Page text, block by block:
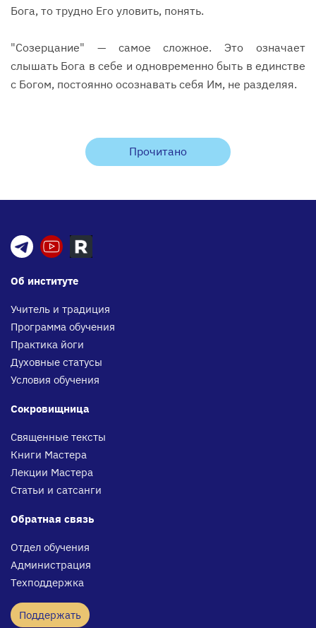
Бога, то трудно Его уловить, понять.
"Созерцание" — самое сложное. Это означает
слышать Бога в себе и одновременно быть в единстве
с Богом, постоянно осознавать себя Им, не разделяя.
Прочитано
Об институте
Учитель и традиция
Программа обучения
Практика йоги
Духовные статусы
Условия обучения
Сокровищница
Священные тексты
Книги Мастера
Лекции Мастера
Статьи и сатсанги
Обратная связь
Отдел обучения
Администрация
Техподдержка
Поддержать